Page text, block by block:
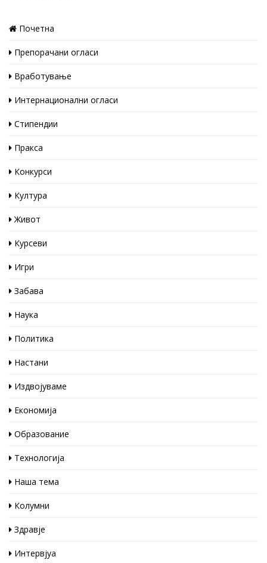
Почетна
Препорачани огласи
Вработување
Интернационални огласи
Стипендии
Пракса
Конкурси
Култура
Живот
Курсеви
Игри
Забава
Наука
Политика
Настани
Издвојуваме
Економија
Образование
Технологија
Наша тема
Колумни
Здравје
Интервјуа